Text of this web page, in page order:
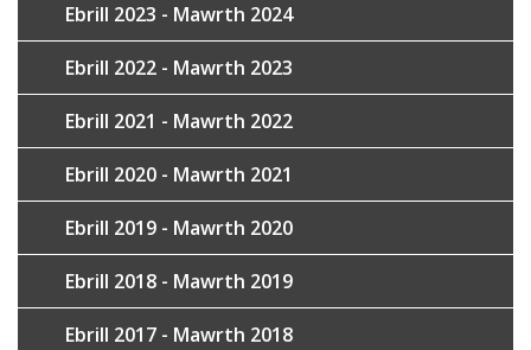
Ebrill 2023 - Mawrth 2024
Ebrill 2022 - Mawrth 2023
Ebrill 2021 - Mawrth 2022
Ebrill 2020 - Mawrth 2021
Ebrill 2019 - Mawrth 2020
Ebrill 2018 - Mawrth 2019
Ebrill 2017 - Mawrth 2018